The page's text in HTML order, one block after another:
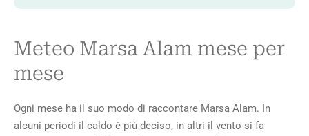
Meteo Marsa Alam mese per
mese
Ogni mese ha il suo modo di raccontare Marsa Alam. In
alcuni periodi il caldo è più deciso, in altri il vento si fa